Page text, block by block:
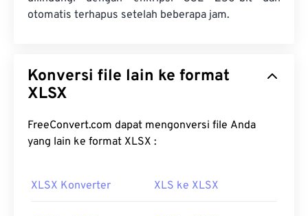
otomatis terhapus setelah beberapa jam.
Konversi file lain ke format
XLSX
FreeConvert.com dapat mengonversi file Anda
yang lain ke format XLSX :
XLSX Konverter XLS ke XLSX